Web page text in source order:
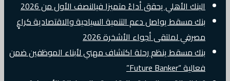
البنك الأهلي يحقق أداءً متميزا فيالنصف الأول من 2026
بنك مسقط يواصل دعم التنمية السياحية والاقتصادية كراعٍ
مصرفي لملتقى أجواء الأشخرة 2026
بنك مسقط ينظم رحلة اكتشاف مهني لأبناء الموظفين ضمن
فعالية “Future Banker”